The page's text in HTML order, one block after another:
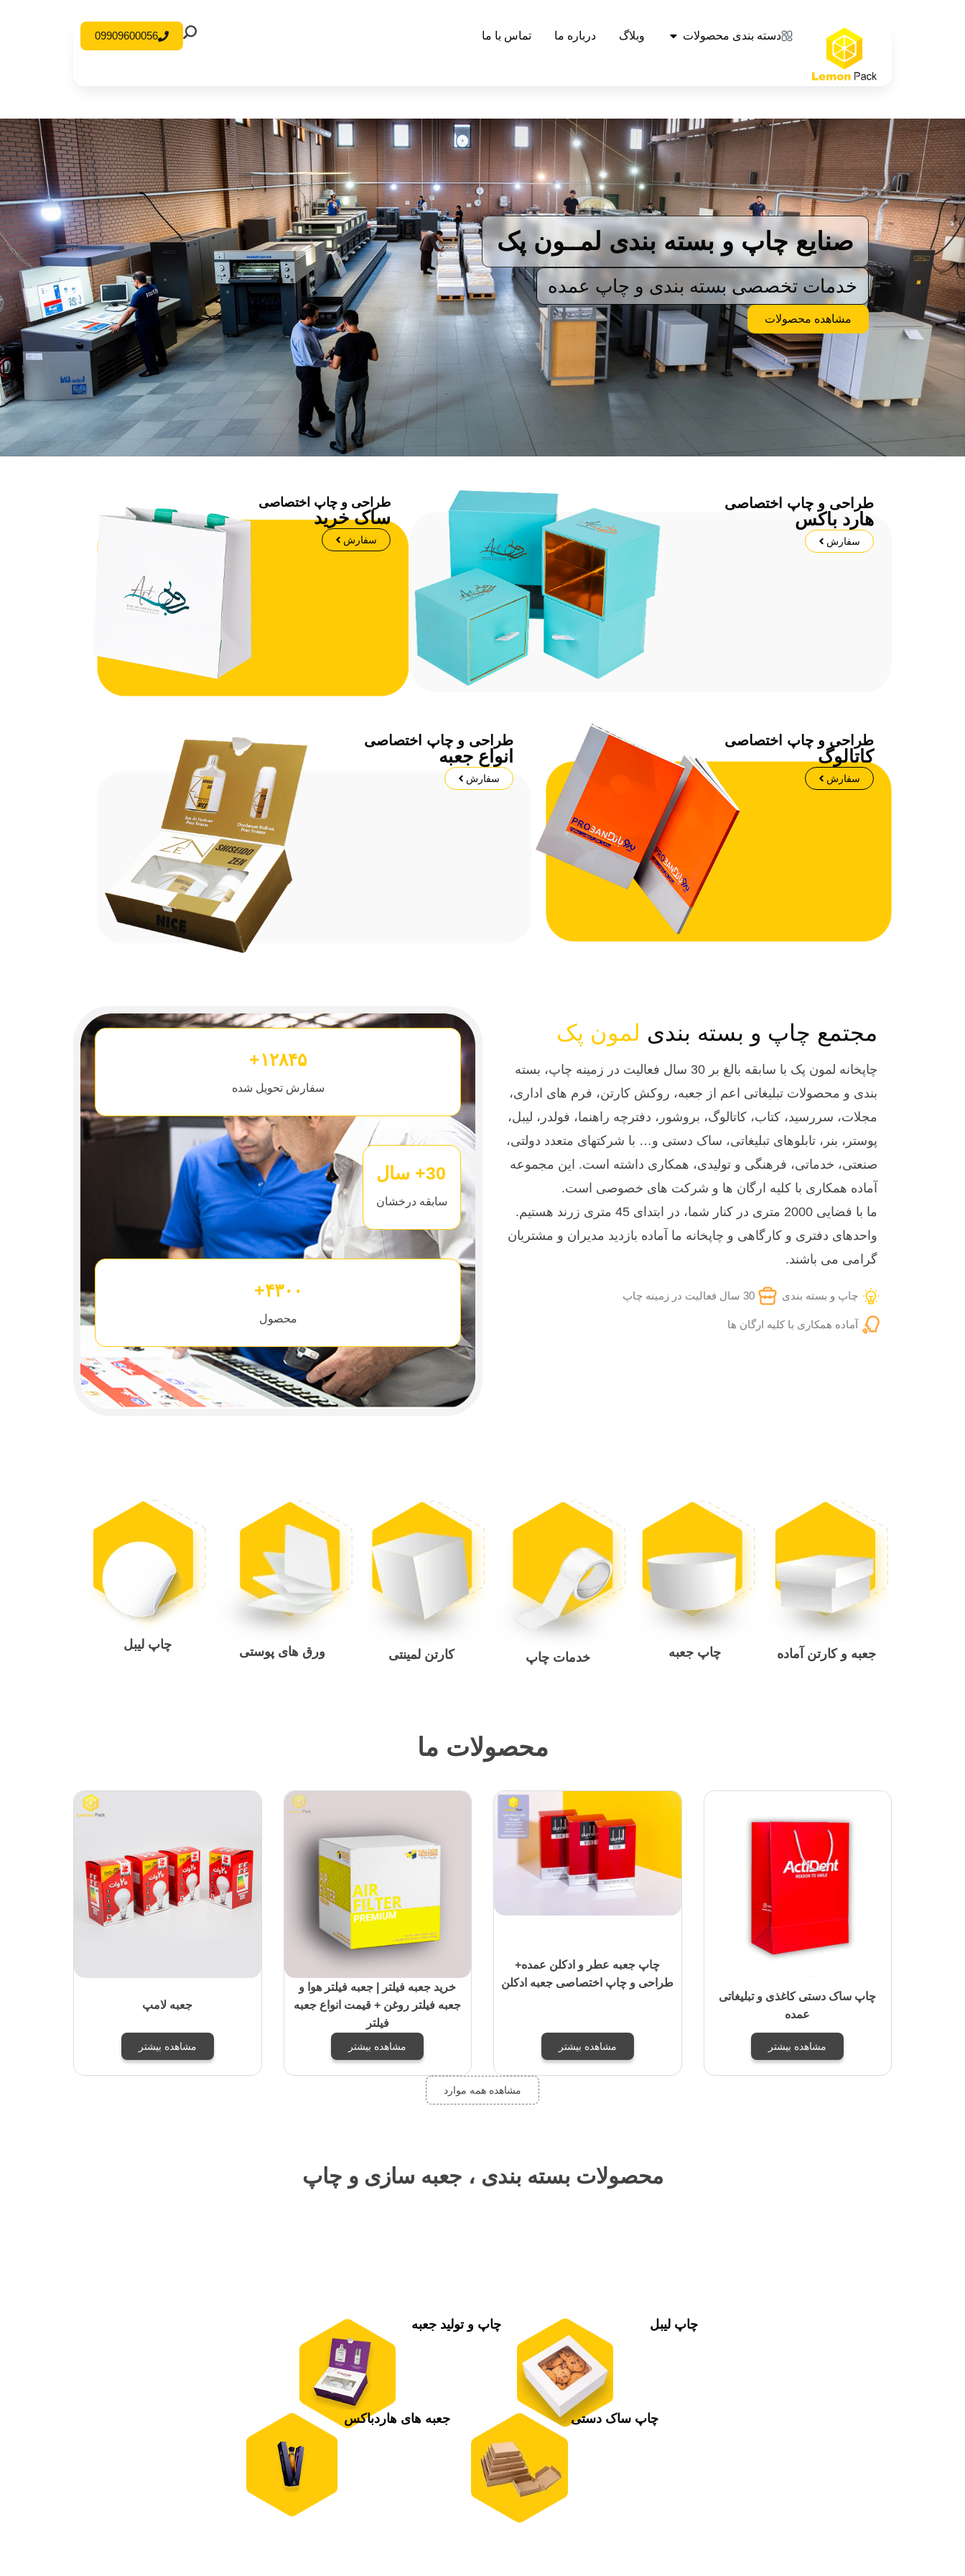
دسته بندی محصولات وبلاگ درباره ما تماس با ما 09909600056
صنایع چاپ و بسته بندی لمــون پک
خدمات تخصصی بسته بندی و چاپ عمده
مشاهده محصولات
طراحی و چاپ اختصاصی
هارد باکس
سفارش
طراحی و چاپ اختصاصی
ساک خرید
سفارش
طراحی و چاپ اختصاصی
کاتالوگ
سفارش
طراحی و چاپ اختصاصی
انواع جعبه
سفارش
مجتمع چاپ و بسته بندی لمون پک
چاپخانه لمون پک با سابقه بالغ بر 30 سال فعالیت در زمینه چاپ، بسته
بندی و محصولات تبلیغاتی اعم از جعبه، روکش کارتن، فرم های اداری،
مجلات، سررسید، کتاب، کاتالوگ، بروشور، دفترچه راهنما، فولدر، لیبل،
پوستر، بنر، تابلوهای تبلیغاتی، ساک دستی و… با شرکتهای متعدد دولتی،
صنعتی، خدماتی، فرهنگی و تولیدی، همکاری داشته است. این مجموعه
آماده همکاری با کلیه ارگان ها و شرکت های خصوصی است.
ما با فضایی 2000 متری در کنار شما، در ابتدای 45 متری زرند هستیم.
واحدهای دفتری و کارگاهی و چاپخانه ما آماده بازدید مدیران و مشتریان
گرامی می باشند.
چاپ و بسته بندی 30 سال فعالیت در زمینه چاپ
آماده همکاری با کلیه ارگان ها
۱۲۸۴۵+
سفارش تحویل شده
30+ سال
سابقه درخشان
۴۳۰۰+
محصول
جعبه و کارتن آماده چاپ جعبه خدمات چاپ کارتن لمینتی ورق های پوستی چاپ لیبل
محصولات ما
چاپ ساک دستی کاغذی و تبلیغاتی
عمده
مشاهده بیشتر
چاپ جعبه عطر و ادکلن عمده+
طراحی و چاپ اختصاصی جعبه ادکلن
مشاهده بیشتر
خرید جعبه فیلتر | جعبه فیلتر هوا و
جعبه فیلتر روغن + قیمت انواع جعبه
فیلتر
مشاهده بیشتر
جعبه لامپ
مشاهده بیشتر
مشاهده همه موارد
محصولات بسته بندی ، جعبه سازی و چاپ
چاپ لیبل چاپ و تولید جعبه
چاپ ساک دستی جعبه های هاردباکس